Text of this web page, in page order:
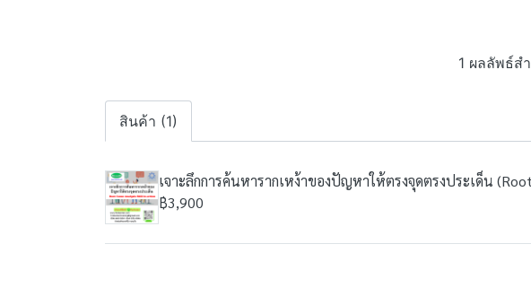
1 ผลลัพธ์ส
สินค้า (1)
เจาะลึกการค้นหารากเหง้าของปัญหาให้ตรงจุดตรงประเด็น
฿3,900